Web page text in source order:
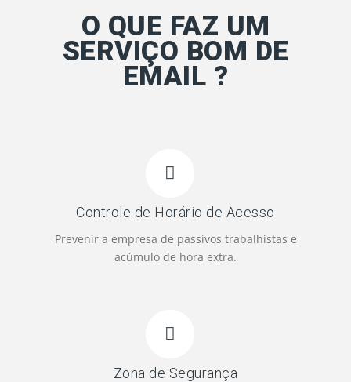
O QUE FAZ UM
SERVIÇO BOM DE
EMAIL ?
Controle de Horário de Acesso
Prevenir a empresa de passivos trabalhistas e
acúmulo de hora extra.
Zona de Segurança